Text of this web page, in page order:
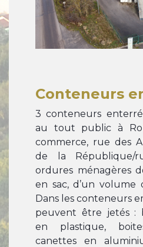
Conteneurs
3 conteneurs
au tout public à
commerce, rue des
de la République/
ordures ménagères
en sac, d’un volume
Dans les conteneurs
peuvent être jetés :
en plastique,
canettes en